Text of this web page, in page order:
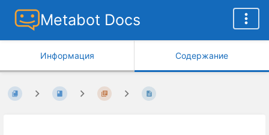
Metabot Docs
Информация Содержание